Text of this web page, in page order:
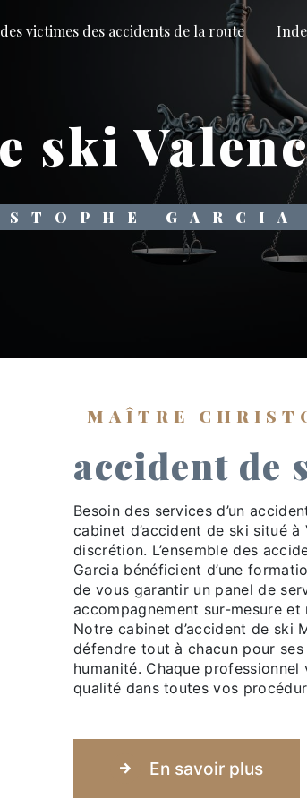
victimes des accidents de la route
ski
GARCIA
MAÎTRE
accident de
Besoin des services d’un
cabinet d’accident de ski situé
discrétion. L’ensemble des
Garcia bénéficient d’une
de vous garantir un panel de
accompagnement sur-mesure
Notre cabinet d’accident de ski
défendre tout à chacun pour
humanité. Chaque
qualité dans toutes vos
En savoir plus